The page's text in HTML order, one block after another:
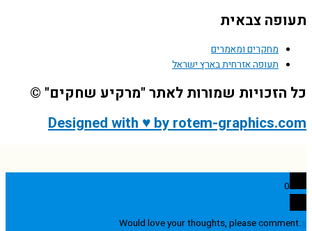
צבאית
מחקרים ומאמרים
תעופה אזרחית בארץ ישראל
שמורות לאתר "מרקיע שחקים" ©
Designed with ♥ by rotem-
Would love your thoughts, please